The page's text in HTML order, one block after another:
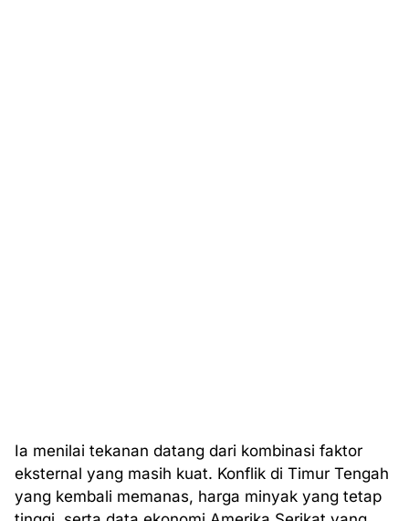
Ia menilai tekanan datang dari kombinasi faktor
eksternal yang masih kuat. Konflik di Timur Tengah
yang kembali memanas, harga minyak yang tetap